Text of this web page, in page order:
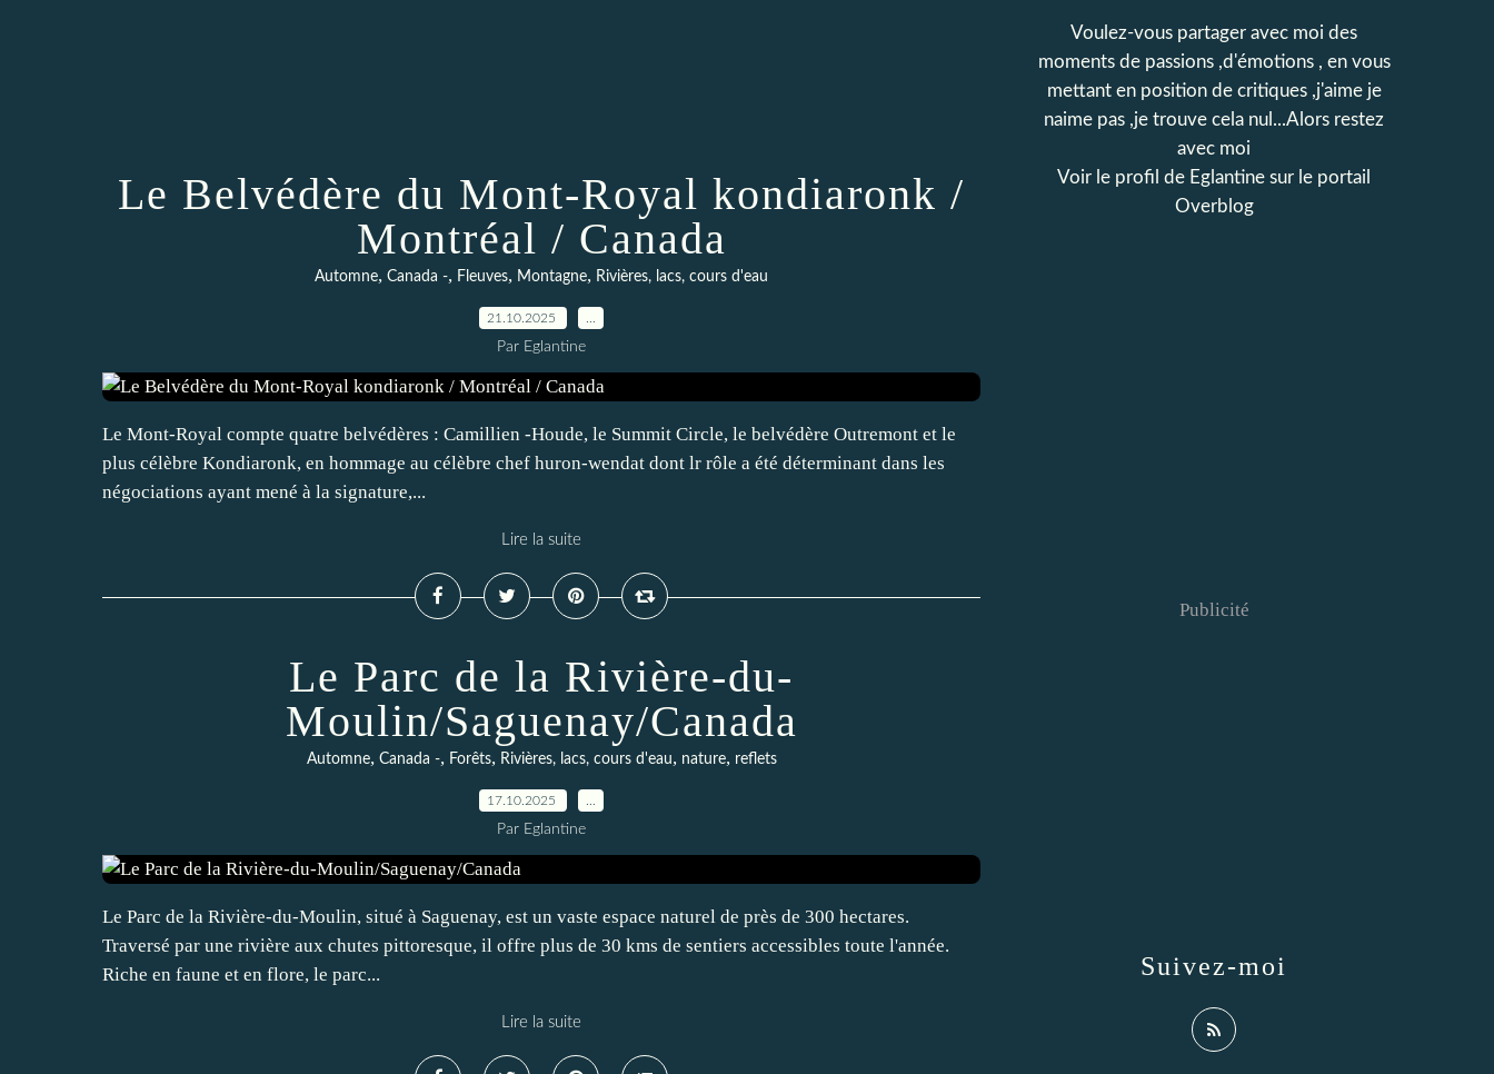
Le Belvédère du Mont-Royal kondiaronk /
Montréal / Canada
Automne, Canada -, Fleuves, Montagne, Rivières, lacs, cours d'eau
21.10.2025
Par Eglantine
Le Mont-Royal compte quatre belvédères : Camillien -Houde, le Summit Circle, le belvédère Outremont et le
plus célèbre Kondiaronk, en hommage au célèbre chef huron-wendat dont lr rôle a été déterminant dans les
négociations ayant mené à la signature,...
Lire la suite
Le Parc de la Rivière-du-
Moulin/Saguenay/Canada
Automne, Canada -, Forêts, Rivières, lacs, cours d'eau, nature, reflets
17.10.2025
Par Eglantine
Le Parc de la Rivière-du-Moulin, situé à Saguenay, est un vaste espace naturel de près de 300 hectares.
Traversé par une rivière aux chutes pittoresque, il offre plus de 30 kms de sentiers accessibles toute l'année.
Riche en faune et en flore, le parc...
Lire la suite
Voulez-vous partager avec moi des
moments de passions ,d'émotions , en vous
mettant en position de critiques ,j'aime je
naime pas ,je trouve cela nul...Alors restez
avec moi
Voir le profil de Eglantine sur le portail
Overblog
Suivez-moi
Publicité